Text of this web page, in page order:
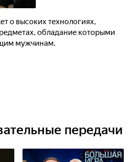
о высоких технологиях,
обладание которыми
мужчинам.
передачи